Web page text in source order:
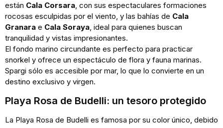
están Cala Corsara, con sus espectaculares formaciones
rocosas esculpidas por el viento, y las bahías de Cala
Granara e Cala Soraya, ideal para quienes buscan
tranquilidad y vistas impresionantes.
El fondo marino circundante es perfecto para practicar
snorkel y ofrece un espectáculo de flora y fauna marinas.
Spargi sólo es accesible por mar, lo que lo convierte en un
destino exclusivo y virgen.
Playa Rosa de Budelli: un tesoro protegido
La Playa Rosa de Budelli es famosa por su color único, debido